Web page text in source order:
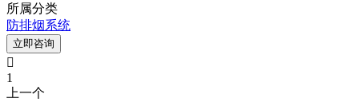
所属分类
防排烟系统
立即咨询

1
上一个